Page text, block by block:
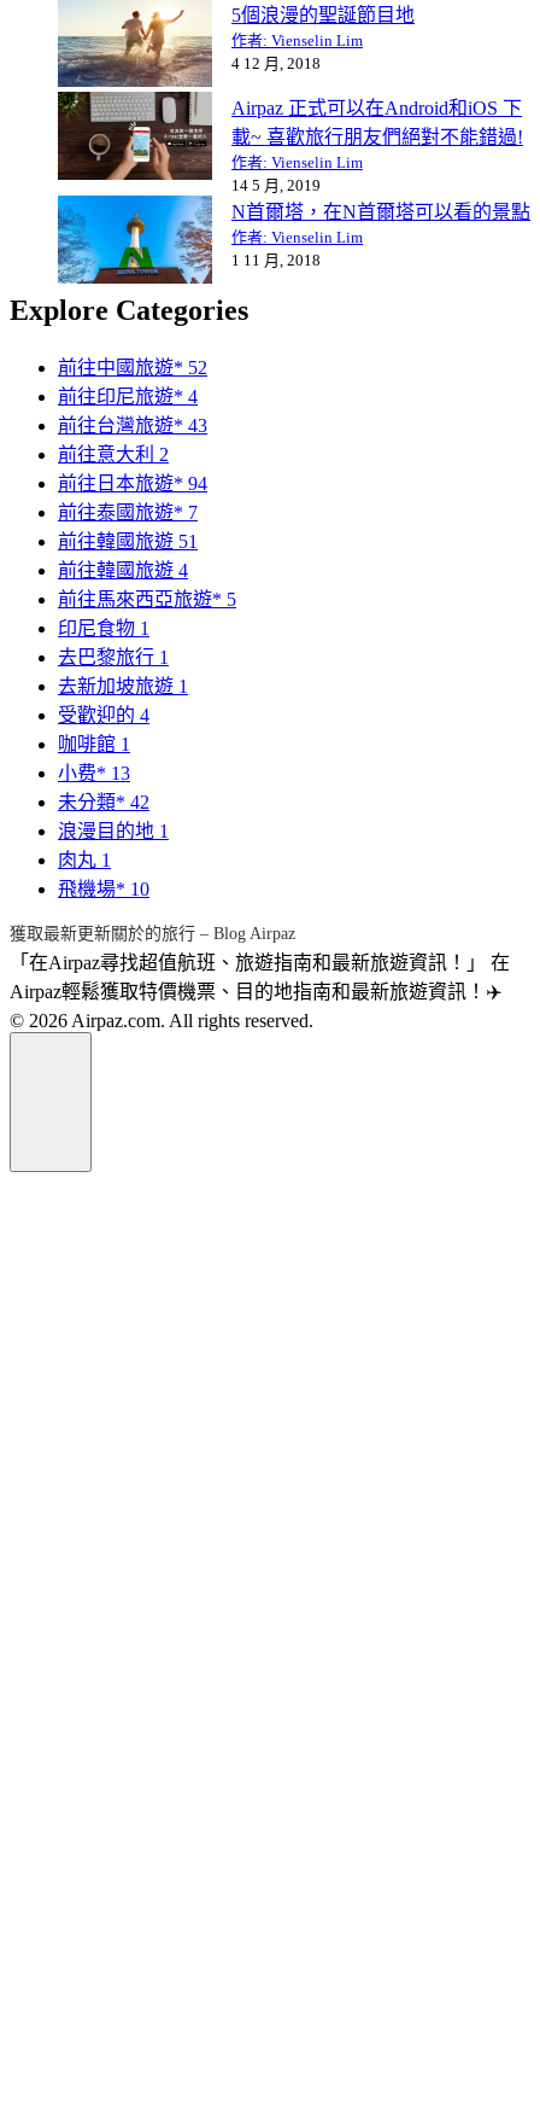
5個浪漫的聖誕節目地
作者: Vienselin Lim
4 12 月, 2018
Airpaz 正式可以在Android和iOS 下
載~ 喜歡旅行朋友們絕對不能錯過!
作者: Vienselin Lim
14 5 月, 2019
N首爾塔，在N首爾塔可以看的景點
作者: Vienselin Lim
1 11 月, 2018
Explore Categories
前往中國旅遊* 52
前往印尼旅遊* 4
前往台灣旅遊* 43
前往意大利 2
前往日本旅遊* 94
前往泰國旅遊* 7
前往韓國旅遊 51
前往韓國旅遊 4
前往馬來西亞旅遊* 5
印尼食物 1
去巴黎旅行 1
去新加坡旅遊 1
受歡迎的 4
咖啡館 1
小费* 13
未分類* 42
浪漫目的地 1
肉丸 1
飛機場* 10
獲取最新更新關於的旅行 – Blog Airpaz
「在Airpaz尋找超值航班、旅遊指南和最新旅遊資訊！」 在
Airpaz輕鬆獲取特價機票、目的地指南和最新旅遊資訊！✈️
© 2026 Airpaz.com. All rights reserved.